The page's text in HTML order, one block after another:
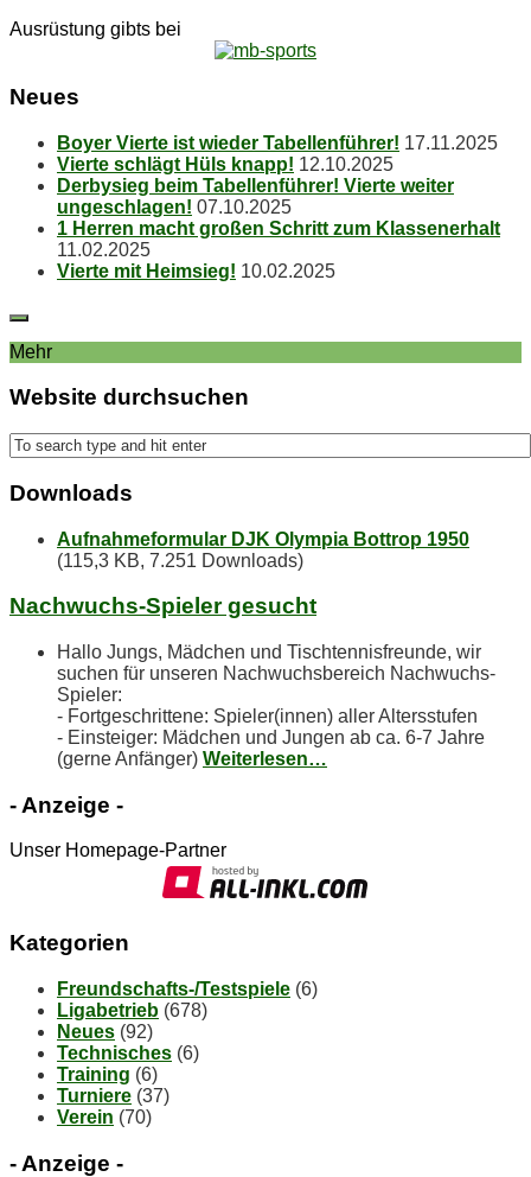
Ausrüstung gibts bei
Neu­es
Boy­er Vier­te ist wie­der Tabellenführer! 17.11.2025
Vier­te schlägt Hüls knapp! 12.10.2025
Der­by­sieg beim Ta­bel­len­füh­rer! Vier­te wei­ter
ungeschlagen! 07.10.2025
1 Her­ren macht gro­ßen Schritt zum Klassenerhalt
11.02.2025
Vier­te mit Heimsieg! 10.02.2025
Mehr
Web­site durchsuchen
Down­loads
Aufnahmeformular DJK Olympia Bottrop 1950
(115,3 KB, 7.251 Downloads)
Nach­wuchs-Spie­ler gesucht
Hallo Jungs, Mädchen und Tischtennisfreunde, wir
suchen für unseren Nachwuchsbereich Nachwuchs-
Spieler:
- Fortgeschrittene: Spieler(innen) aller Altersstufen
- Einsteiger: Mädchen und Jungen ab ca. 6-7 Jahre
(gerne Anfänger) Weiterlesen…
- An­zei­ge -
Unser Homepage-Partner
Ka­te­go­rien
Freundschafts-/Testspiele (6)
Ligabetrieb (678)
Neues (92)
Technisches (6)
Training (6)
Turniere (37)
Verein (70)
- An­zei­ge -